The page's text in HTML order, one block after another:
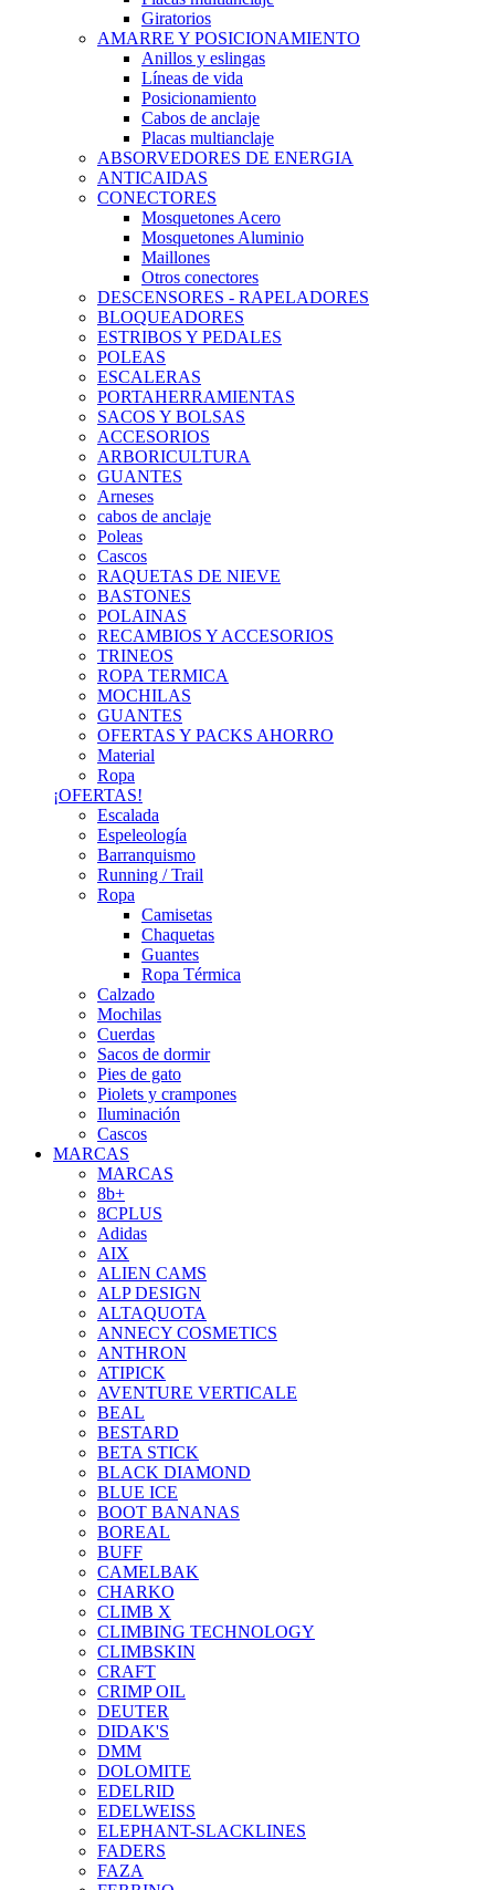
Giratorios
AMARRE Y POSICIONAMIENTO
Anillos y eslingas
Líneas de vida
Posicionamiento
Cabos de anclaje
Placas multianclaje
ABSORVEDORES DE ENERGIA
ANTICAIDAS
CONECTORES
Mosquetones Acero
Mosquetones Aluminio
Maillones
Otros conectores
DESCENSORES - RAPELADORES
BLOQUEADORES
ESTRIBOS Y PEDALES
POLEAS
ESCALERAS
PORTAHERRAMIENTAS
SACOS Y BOLSAS
ACCESORIOS
ARBORICULTURA
GUANTES
Arneses
cabos de anclaje
Poleas
Cascos
RAQUETAS DE NIEVE
BASTONES
POLAINAS
RECAMBIOS Y ACCESORIOS
TRINEOS
ROPA TERMICA
MOCHILAS
GUANTES
OFERTAS Y PACKS AHORRO
Material
Ropa
¡OFERTAS!
Escalada
Espeleología
Barranquismo
Running / Trail
Ropa
Camisetas
Chaquetas
Guantes
Ropa Térmica
Calzado
Mochilas
Cuerdas
Sacos de dormir
Pies de gato
Piolets y crampones
Iluminación
Cascos
MARCAS
MARCAS
8b+
8CPLUS
Adidas
AIX
ALIEN CAMS
ALP DESIGN
ALTAQUOTA
ANNECY COSMETICS
ANTHRON
ATIPICK
AVENTURE VERTICALE
BEAL
BESTARD
BETA STICK
BLACK DIAMOND
BLUE ICE
BOOT BANANAS
BOREAL
BUFF
CAMELBAK
CHARKO
CLIMB X
CLIMBING TECHNOLOGY
CLIMBSKIN
CRAFT
CRIMP OIL
DEUTER
DIDAK'S
DMM
DOLOMITE
EDELRID
EDELWEISS
ELEPHANT-SLACKLINES
FADERS
FAZA